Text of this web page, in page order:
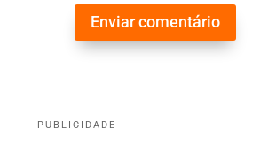
Enviar comentário
PUBLICIDADE